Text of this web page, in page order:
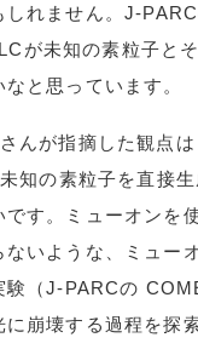
しれません。J-
が未知の素粒子と
と思っています。
んが指摘した観点は
知の素粒子を直接生
す。ミューオンを
いような、ミュー
（J-PARCの
に崩壊する過程を探